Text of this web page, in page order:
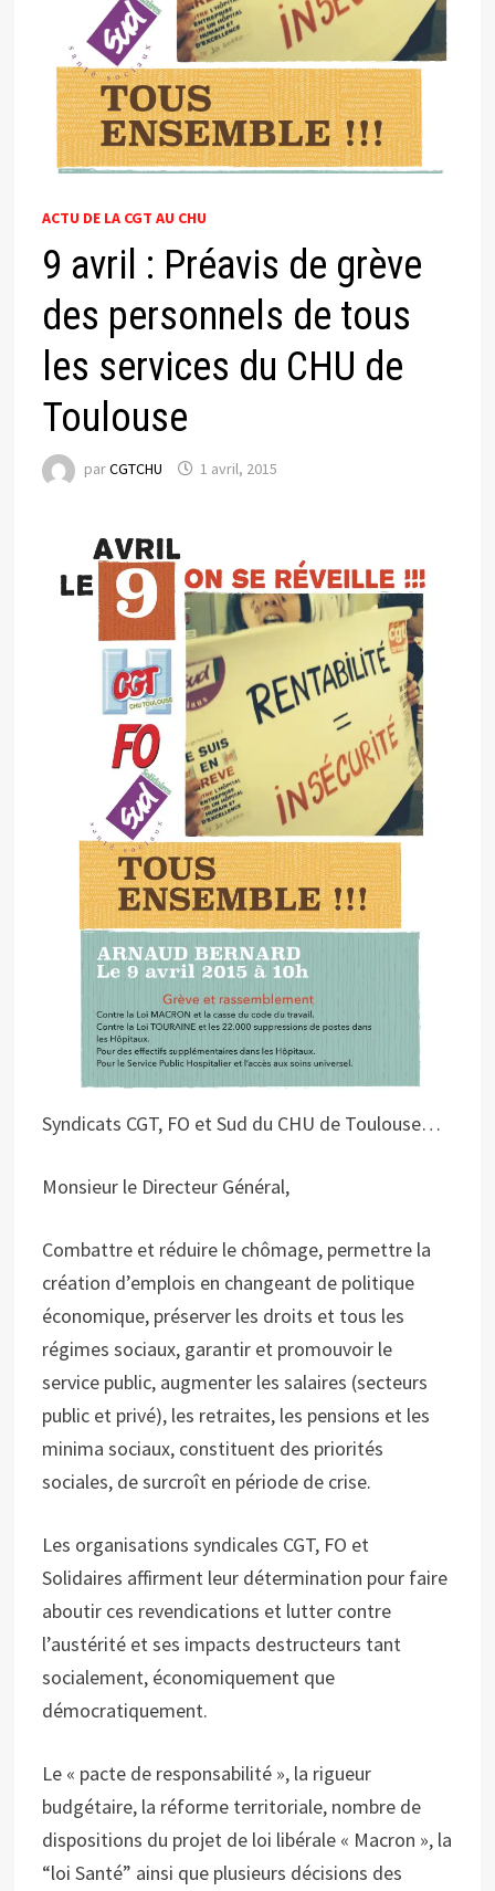
ACTU DE LA CGT AU CHU
9 avril : Préavis de grève
des personnels de tous
les services du CHU de
Toulouse
parCGTCHU 1 avril, 2015
Syndicats CGT, FO et Sud du CHU de Toulouse…
Monsieur le Directeur Général,
Combattre et réduire le chômage, permettre la
création d’emplois en changeant de politique
économique, préserver les droits et tous les
régimes sociaux, garantir et promouvoir le
service public, augmenter les salaires (secteurs
public et privé), les retraites, les pensions et les
minima sociaux, constituent des priorités
sociales, de surcroît en période de crise.
Les organisations syndicales CGT, FO et
Solidaires affirment leur détermination pour faire
aboutir ces revendications et lutter contre
l’austérité et ses impacts destructeurs tant
socialement, économiquement que
démocratiquement.
Le « pacte de responsabilité », la rigueur
budgétaire, la réforme territoriale, nombre de
dispositions du projet de loi libérale « Macron », la
“loi Santé” ainsi que plusieurs décisions des